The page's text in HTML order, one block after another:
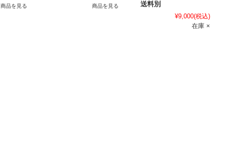
商品を見る 商品を見る
送料別
¥9,000(税込)
在庫 ×